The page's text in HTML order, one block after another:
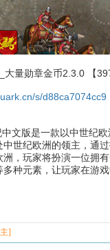
大量勋章金币2.3.0 【
s/d88ca7074cc9
文版是一款以中世纪
世纪欧洲的领主，通
，玩家将扮演一位拥
种元素，让玩家在游
]